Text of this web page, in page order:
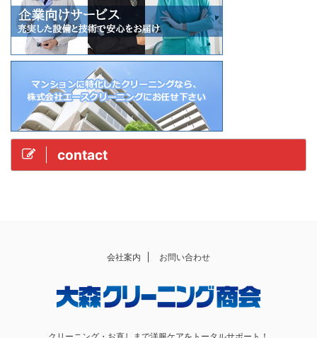
contact
会社案内 お問い合わせ